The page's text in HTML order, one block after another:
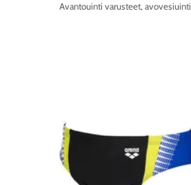
Avantouinti varusteet, avovesiuinti